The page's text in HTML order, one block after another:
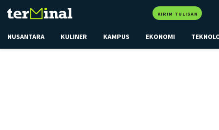
KIRIM TULISAN
NUSANTARA KULINER KAMPUS EKONOMI